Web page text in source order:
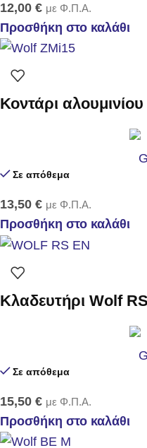
12,00 € με Φ.Π.Α.
Προσθήκη στο καλάθι
Κοντάρι
Σε απόθεμα
13,50 € με Φ.Π.Α.
Προσθήκη στο καλάθι
Κλαδευτήρι Wolf
Σε απόθεμα
15,50 € με Φ.Π.Α.
Προσθήκη στο καλάθι